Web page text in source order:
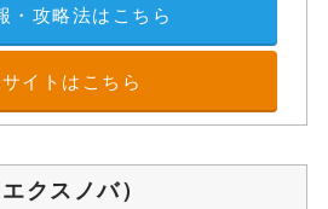
・攻略法はこちら
イトはこちら
クスノバ）